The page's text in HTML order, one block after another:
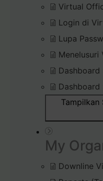
Virtual
Login di
Lupa
Dashboard
Dashboard
Tampilkan
My
Downline